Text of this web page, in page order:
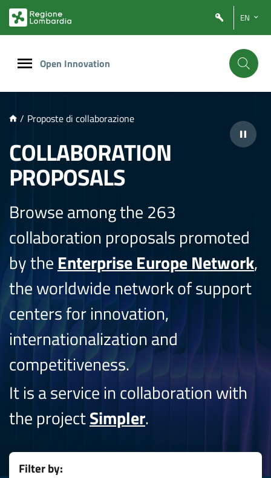
PRINCIPALE
EN
Open Innovation
/ Proposte di collaborazione
COLLABORATION
PROPOSALS
Browse among the 263
collaboration proposals promoted
by the Enterprise Europe Network,
the worldwide network of support
centers for innovation,
internationalization and
competitiveness.
It is a service in collaboration with
the projectSimpler.
Filter by: